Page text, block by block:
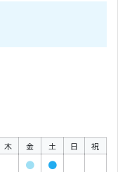
木 金 土 日 祝
●
●